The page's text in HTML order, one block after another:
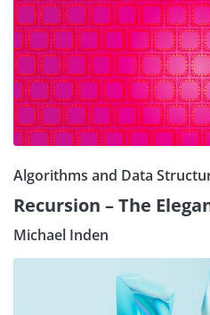
Algorithms and Data
Recursion – The
Michael Inden